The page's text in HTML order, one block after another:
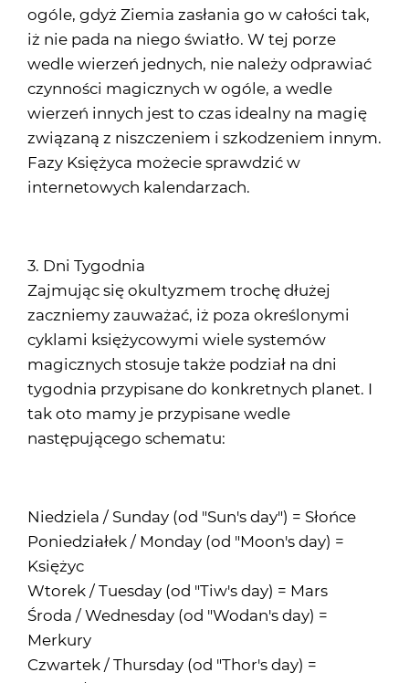
ogóle, gdyż Ziemia zasłania go w całości tak,
iż nie pada na niego światło. W tej porze
wedle wierzeń jednych, nie należy odprawiać
czynności magicznych w ogóle, a wedle
wierzeń innych jest to czas idealny na magię
związaną z niszczeniem i szkodzeniem innym.
Fazy Księżyca możecie sprawdzić w
internetowych kalendarzach.
3. Dni Tygodnia
Zajmując się okultyzmem trochę dłużej
zaczniemy zauważać, iż poza określonymi
cyklami księżycowymi wiele systemów
magicznych stosuje także podział na dni
tygodnia przypisane do konkretnych planet. I
tak oto mamy je przypisane wedle
następującego schematu:
Niedziela / Sunday (od "Sun's day") = Słońce
Poniedziałek / Monday (od "Moon's day) =
Księżyc
Wtorek / Tuesday (od "Tiw's day) = Mars
Środa / Wednesday (od "Wodan's day) =
Merkury
Czwartek / Thursday (od "Thor's day) =